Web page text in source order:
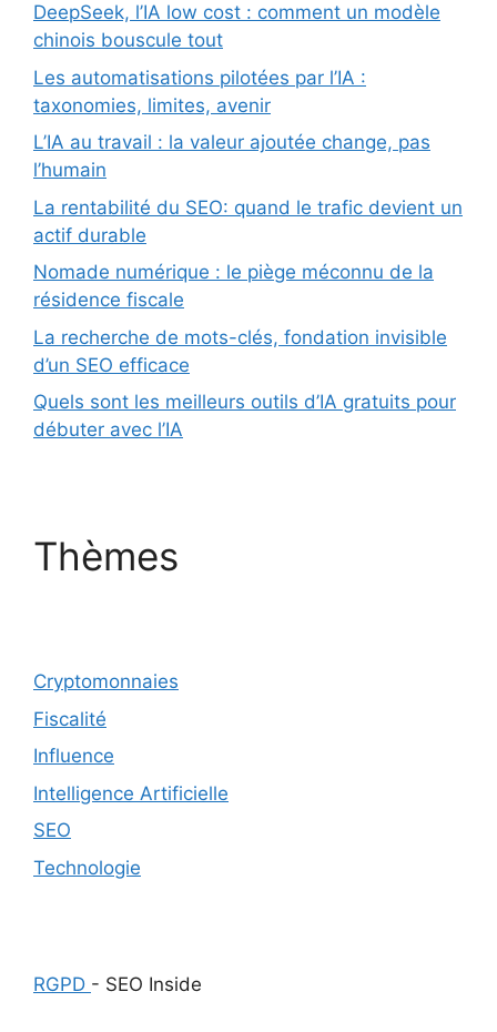
DeepSeek, l’IA low cost : comment un modèle
chinois bouscule tout
Les automatisations pilotées par l’IA :
taxonomies, limites, avenir
L’IA au travail : la valeur ajoutée change, pas
l’humain
La rentabilité du SEO: quand le trafic devient un
actif durable
Nomade numérique : le piège méconnu de la
résidence fiscale
La recherche de mots-clés, fondation invisible
d’un SEO efficace
Quels sont les meilleurs outils d’IA gratuits pour
débuter avec l’IA
Thèmes
Cryptomonnaies
Fiscalité
Influence
Intelligence Artificielle
SEO
Technologie
RGPD - SEO Inside